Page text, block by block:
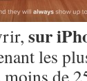
sur
les
moins de